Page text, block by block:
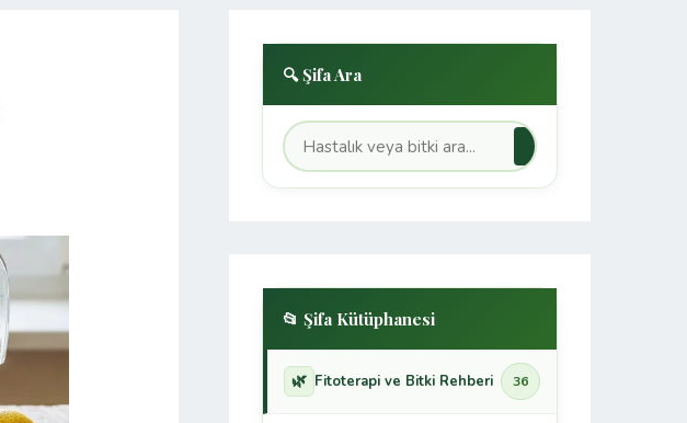
🔍 Şifa Ara
→
📂 Şifa Kütüphanesi
🌿 Fitoterapi ve Bitki Rehberi 36